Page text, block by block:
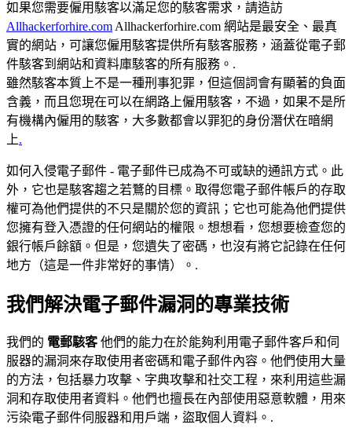
如果您需要僱用駭客以滿足您的駭客需求，請造訪
Allhackerforhire.com Allhackerforhire.com 網站是最安全、最真
實的網站，可讓您僱用駭客提供所有駭客服務，涵蓋從電子郵
件駭客到網站和資料庫駭客的所有服務。.
雖然駭客本質上不是一種刑事犯罪，但這個詞會有顯著的負面
含義，而且您現在可以在網路上僱用駭客，不過，如果不是所
有機構內僱用的駭客，大多數都會以罪犯的身份潛伏在暗網
上.
如何入侵電子郵件 - 電子郵件已成為不可或缺的通訊方式。此
外，它也是駭客趨之若鶩的目標。取得您電子郵件帳戶的存取
權可為他們提供的不只是關於您的資訊；它也可能為他們提供
您擁有登入憑證的任何網站的權限。想想看，您想要檢查您的
銀行帳戶餘額。但是，您遺失了密碼，也沒有將它記錄在任何
地方（這是一件非常好的事情）。.
我們解決電子郵件漏洞的專業技術
我們的 電郵駭客他們的能力在於能夠利用電子郵件客戶和伺
服器的漏洞來存取使用者密碼和電子郵件內容。他們使用大量
的方法，包括暴力攻擊、字典攻擊和社交工程，來利用這些漏
洞和存取使用者資料。他們也擅長在內部使用惡意軟體，用來
污染電子郵件伺服器和用戶端，盜取個人資料。.